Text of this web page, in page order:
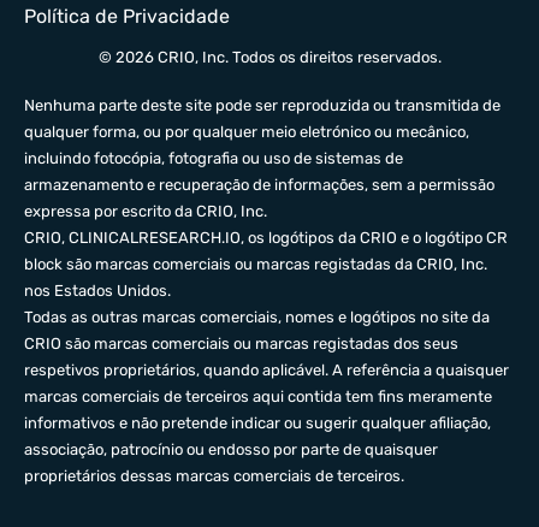
Política de Privacidade
© 2026 CRIO, Inc. Todos os direitos reservados.
Nenhuma parte deste site pode ser reproduzida ou transmitida de
qualquer forma, ou por qualquer meio eletrónico ou mecânico,
incluindo fotocópia, fotografia ou uso de sistemas de
armazenamento e recuperação de informações, sem a permissão
expressa por escrito da CRIO, Inc.
CRIO, CLINICALRESEARCH.IO, os logótipos da CRIO e o logótipo CR
block são marcas comerciais ou marcas registadas da CRIO, Inc.
nos Estados Unidos.
Todas as outras marcas comerciais, nomes e logótipos no site da
CRIO são marcas comerciais ou marcas registadas dos seus
respetivos proprietários, quando aplicável. A referência a quaisquer
marcas comerciais de terceiros aqui contida tem fins meramente
informativos e não pretende indicar ou sugerir qualquer afiliação,
associação, patrocínio ou endosso por parte de quaisquer
proprietários dessas marcas comerciais de terceiros.